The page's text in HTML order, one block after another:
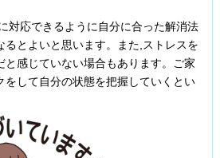
対応できるように自分に合った解消法
るとよいと思います。また,ストレスを
と感じていない場合もあります。ご家
をして自分の状態を把握していくとい